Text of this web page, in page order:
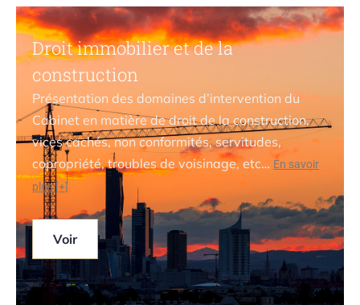
Droit immobilier et de la
construction
Présentation des domaines d’intervention du
Cabinet en matière de droit de la construction,
vices cachés, non conformités, servitudes,
copropriété, troubles de voisinage, etc… En savoir
plus [+]
Voir